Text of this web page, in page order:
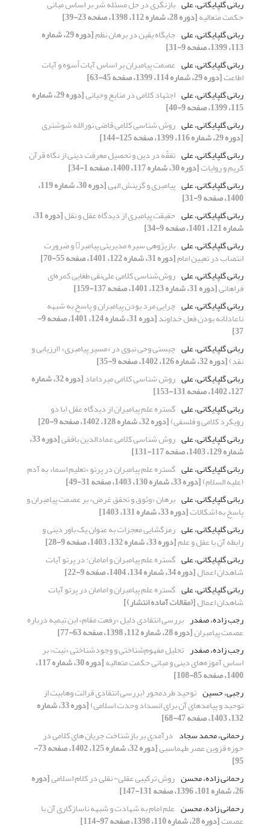
ربانی گلپایگانی، علی بازنگری در حل مسئله شر بر اساس مبانی
حکمت متعالیه[دوره 28، شماره 112، 1398، صفحه 23-39]
ربانی گلپایگانی، علی جایگاه یقین در برهان نظم [دوره 29، شماره
113، 1399، صفحه 9-31]
ربانی گلپایگانی، علی عصمت پیامبران بر اساس آیات أسوه و آیات
اطاعت[دوره 29، شماره 114، 1399، صفحه 45-63]
ربانی گلپایگانی، علی اجتهاد کلامی در منابع وحیانی [دوره 29، شماره
115، 1399، صفحه 9-40]
ربانی گلپایگانی، علی روش شناسی کلامی قاضی نورالله شوشتری
[دوره 29، شماره 116، 1399، صفحه 125-144]
ربانی گلپایگانی، علی تفقّه در دین و تحصیل معرفت دینی از نگاه قرآن
کریم و روایات[دوره 30، شماره 117، 1400، صفحه 1-34]
ربانی گلپایگانی، علی پیامبری و گزینش الهی [دوره 30، شماره 119،
1400، صفحه 9-31]
ربانی گلپایگانی، علی حقیقت پیامبری از دیدگاه عقل و نقل [دوره 31،
شماره 121، 1401، صفحه 9-34]
ربانی گلپایگانی، علی
بازپژوهی سیره مدیریتی پیامبر و ضرورت
انتصاب در تعیین امام[دوره 31، شماره 122، 1401، صفحه 55-70]
ربانی گلپایگانی، علی روش‌شناسی کلامی علی‌نقی طغایی کمره‌ای
‌فراهانی[دوره 31، شماره 123، 1401، صفحه 137-159]
ربانی گلپایگانی، علی چرایی مرد بودن پیامبران و پاسخ به شبهه
ناعادلانه بودن فعل خداوند [دوره 31، شماره 124، 1401، صفحه 9-
37]
ربانی گلپایگانی، علی چیستی وحی نبوی در «مسیر پیامبری» (ارزیابی و
نقد)[دوره 32، شماره 126، 1402، صفحه 9-35]
ربانی گلپایگانی، علی روش شناسی کلامی میرداماد [دوره 32، شماره
127، 1402، صفحه 131-153]
ربانی گلپایگانی، علی گستره علم پیامبران از دیدگاه عقل (با دو
رویکرد کلامی و فلسفی)[دوره 32، شماره 128، 1402، صفحه 9-20]
ربانی گلپایگانی، علی روش شناسی کلامی عمادالدین بافقی [دوره 33،
شماره 129، 1403، صفحه 117-131]
ربانی گلپایگانی، علی گستره علم پیامبران در پرتو «تعلیم اسماء به آدم
(علیه السلام)[دوره 33، شماره 130، 1403، صفحه 31-49]
ربانی گلپایگانی، علی برهان «وثوق و تحقق غرض» بر عصمت پیامبران و
پاسخ به اشکالات[دوره 33، شماره 131، 1403]
ربانی گلپایگانی، علی رمزگشایی معجزات به عنوان یک باور دینی و
رابطه آن با عقل و علم[دوره 33، شماره 132، 1403، صفحه 9-28]
ربانی گلپایگانی، علی گستره علم پیامبران و امامان: در پرتو آیات
شاهدان اعمال[دوره 34، شماره 134، 1404، صفحه 9-22]
ربانی گلپایگانی، علی گستره علم پیامبران و امامان در پرتو آیات
شاهدان اعمال[(مقالات آماده انتشار)]
رجب زاده، صفدر بررسی انتقادی دلیل «رفعت مقام» ابن تیمیه درباره
عصمت پیامبران[دوره 28، شماره 112، 1398، صفحه 63-77]
رجب زاده، صفدر تحلیل مفهوم‌شناختی و وجودشناختی «نیت» بر
اساس آموزه‌های دینی و مبانی حکمت متعالیه [دوره 30، شماره 117،
1400، صفحه 85-108]
رجبی، حسین توحید طردمحور (بررسی انتقادی قرائت وهابیت از
توحید و پیامدهای آن برای انسداد وحدت اسلامی) [دوره 33، شماره
132، 1403، صفحه 47-68]
رحمانی، محمد سجاد درآمدی بر بازشناخت جریان‌ های کلامی در
‌حوزه قزوین عصر طهماسبی [دوره 32، شماره 125، 1402، صفحه 73-
95]
رحمانی زاده، محسن روش ترکیبی عقلی- نقلی در کلام اسلامی[دوره
26، شماره 101، 1396، صفحه 131-147]
رحمانی زاده، محسن علم امام به شهادت و شبهه ناسازگاری آن با
عصمت[دوره 28، شماره 110، 1398، صفحه 97-114]